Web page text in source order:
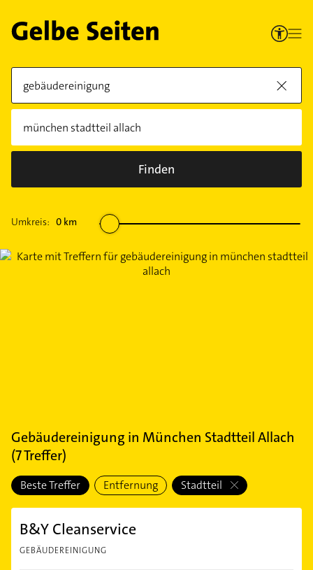
Finden
Umkreis: 0 km
Gebäudereinigung in München Stadtteil Allach
(7Treffer)
Beste Treffer Entfernung Stadtteil
B&Y Cleanservice
GEBÄUDEREINIGUNG